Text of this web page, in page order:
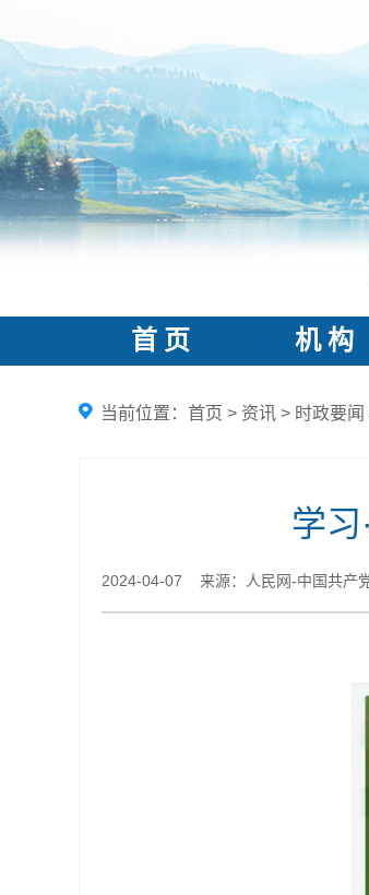
首 页 机 构
当前位置： 首页 > 资讯 > 时政要闻
学
2024-04-07 来源：​人民网-中国共产